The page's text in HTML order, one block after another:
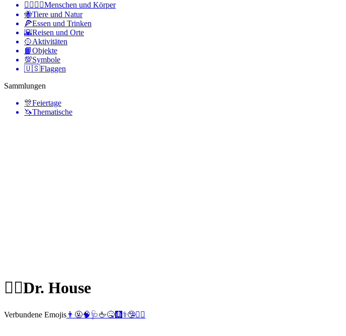
👩‍❤️‍💋‍👨Menschen und Körper
🐝Tiere und Natur
🍕Essen und Trinken
🌇Reisen und Orte
🥎Aktivitäten
📙Objekte
💯Symbole
🇺🇸Flaggen
Sammlungen
🎊Feiertage
🦄Thematische
👨‍⚕️Dr. House
Verbundene Emojis 👨 🤬🧠 🩺🖕🤒🩻 ⚕️🤥👨‍⚕️